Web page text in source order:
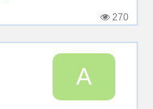
270
A